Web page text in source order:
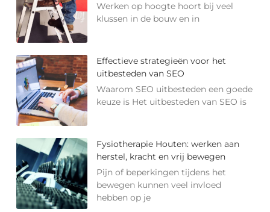
Werken op hoogte hoort bij veel
klussen in de bouw en in
Effectieve strategieën voor het
uitbesteden van SEO
Waarom SEO uitbesteden een goede
keuze is Het uitbesteden van SEO is
Fysiotherapie Houten: werken aan
herstel, kracht en vrij bewegen
Pijn of beperkingen tijdens het
bewegen kunnen veel invloed
hebben op je